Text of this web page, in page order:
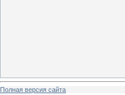
Полная версия сайта